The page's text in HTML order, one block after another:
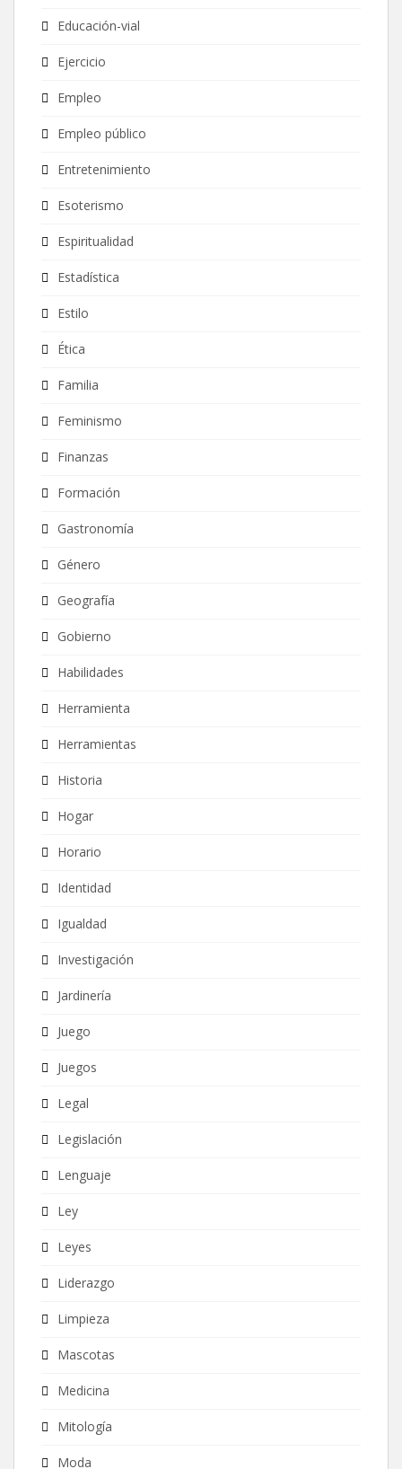
Educación-vial
Ejercicio
Empleo
Empleo público
Entretenimiento
Esoterismo
Espiritualidad
Estadística
Estilo
Ética
Familia
Feminismo
Finanzas
Formación
Gastronomía
Género
Geografía
Gobierno
Habilidades
Herramienta
Herramientas
Historia
Hogar
Horario
Identidad
Igualdad
Investigación
Jardinería
Juego
Juegos
Legal
Legislación
Lenguaje
Ley
Leyes
Liderazgo
Limpieza
Mascotas
Medicina
Mitología
Moda